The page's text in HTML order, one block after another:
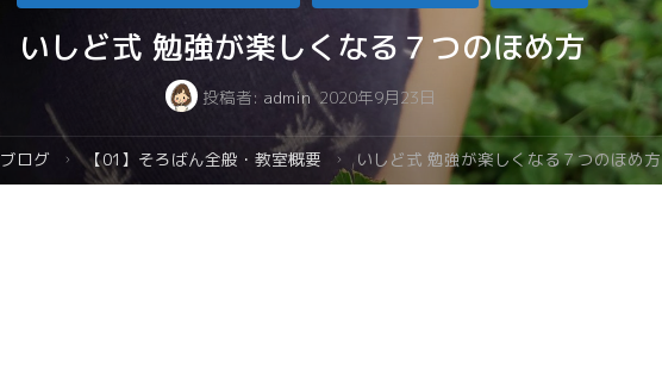
いしど式 勉強が楽しくなる７つのほめ方
投稿者: admin 2020年9月23日
ブログ 【01】そろばん全般・教室概要 いしど式 勉強が楽しくなる７つのほめ方